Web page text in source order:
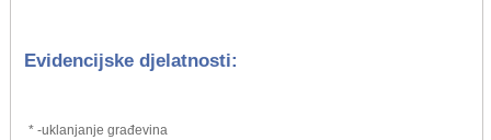
Evidencijske djelatnosti:
* -uklanjanje građevina